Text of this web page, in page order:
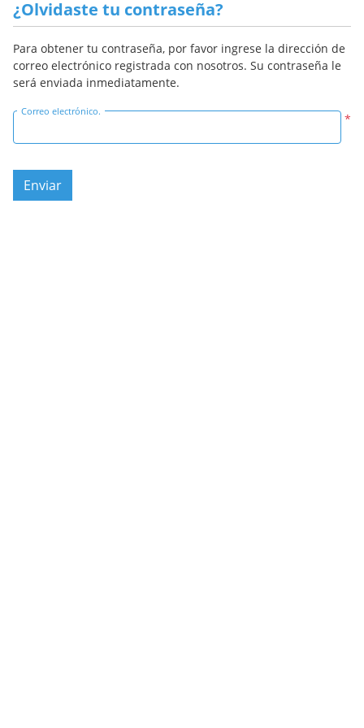
¿Olvidaste tu contraseña?
Para obtener tu contraseña, por favor ingrese la dirección de
correo electrónico registrada con nosotros. Su contraseña le
será enviada inmediatamente.
*
Correo electrónico.
Enviar